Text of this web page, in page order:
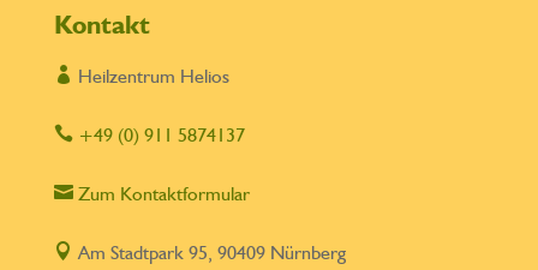
Kontakt
 Heilzentrum Helios
+49 (0) 911 5874137
Zum Kontaktformular
 Am Stadtpark 95, 90409 Nürnberg